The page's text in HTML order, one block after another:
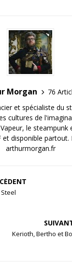
Morgan
76
et spécialiste du
cultures de
le steampunk
et disponible partout.
arthurmorgan.fr
Steel
Kerioth, Bertho et